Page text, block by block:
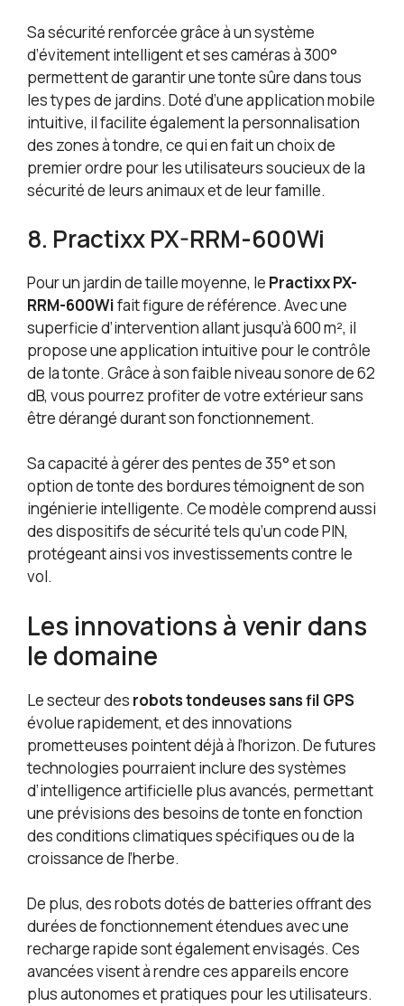
Sa sécurité renforcée grâce à un système
d’évitement intelligent et ses caméras à 300°
permettent de garantir une tonte sûre dans tous
les types de jardins. Doté d’une application mobile
intuitive, il facilite également la personnalisation
des zones à tondre, ce qui en fait un choix de
premier ordre pour les utilisateurs soucieux de la
sécurité de leurs animaux et de leur famille.
8. Practixx PX-RRM-600Wi
Pour un jardin de taille moyenne, le Practixx PX-
RRM-600Wifait figure de référence. Avec une
superficie d’intervention allant jusqu’à 600 m², il
propose une application intuitive pour le contrôle
de la tonte. Grâce à son faible niveau sonore de 62
dB, vous pourrez profiter de votre extérieur sans
être dérangé durant son fonctionnement.
Sa capacité à gérer des pentes de 35° et son
option de tonte des bordures témoignent de son
ingénierie intelligente. Ce modèle comprend aussi
des dispositifs de sécurité tels qu’un code PIN,
protégeant ainsi vos investissements contre le
vol.
Les innovations à venir dans
le domaine
Le secteur des robots tondeuses sans fil GPS
évolue rapidement, et des innovations
prometteuses pointent déjà à l’horizon. De futures
technologies pourraient inclure des systèmes
d’intelligence artificielle plus avancés, permettant
une prévisions des besoins de tonte en fonction
des conditions climatiques spécifiques ou de la
croissance de l’herbe.
De plus, des robots dotés de batteries offrant des
durées de fonctionnement étendues avec une
recharge rapide sont également envisagés. Ces
avancées visent à rendre ces appareils encore
plus autonomes et pratiques pour les utilisateurs.